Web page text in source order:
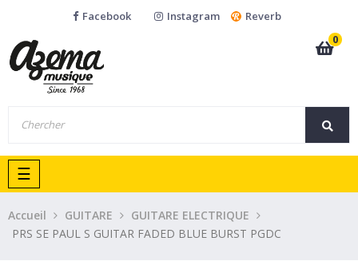
Facebook Instagram
Reverb
0
Basculer
la
navigation
☰
Accueil GUITARE
GUITARE ELECTRIQUE
PRS SE PAUL S GUITAR FADED BLUE BURST PGDC